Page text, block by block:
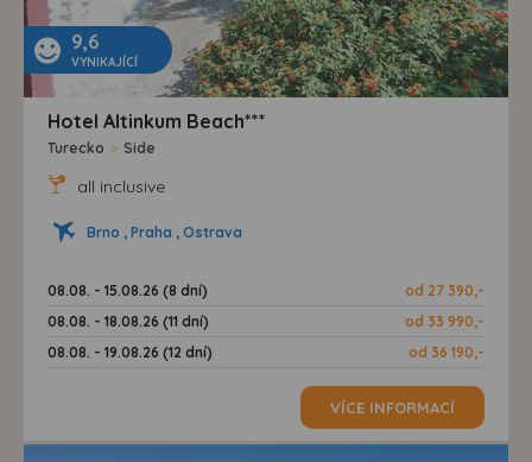
9,6
VYNIKAJÍCÍ
Hotel Altinkum Beach***
Turecko > Side
all inclusive
Brno , Praha , Ostrava
08.08. - 15.08.26 (8 dní)
od 27 390,-
08.08. - 18.08.26 (11 dní)
od 33 990,-
08.08. - 19.08.26 (12 dní)
od 36 190,-
VÍCE INFORMACÍ